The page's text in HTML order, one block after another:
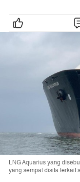
LNG Aquarius yang
yang sempat disita terkait